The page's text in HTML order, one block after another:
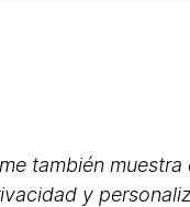
también
y